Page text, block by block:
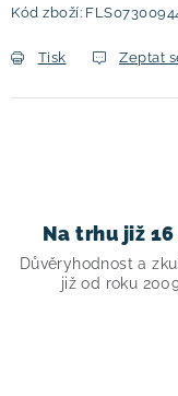
Kód zboží:
Tisk Zeptat
Na trhu již
Důvěryhodnost a
již od roku